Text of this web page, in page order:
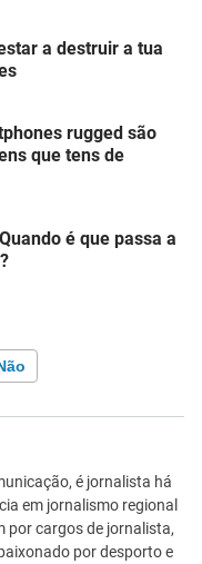
a destruir a tua
rugged são
que tens de
é que passa a
que procuroé jornalista há
em jornalismo regional
por cargos de jornalista,
por desporto e